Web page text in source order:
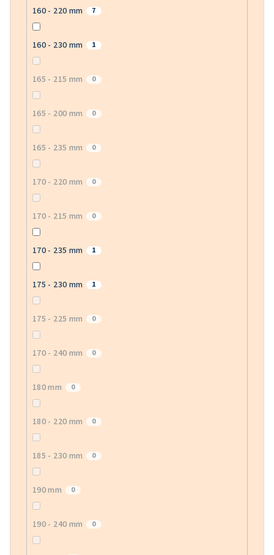
160 - 220 mm 7
160 - 230 mm 1
165 - 215 mm 0
165 - 200 mm 0
165 - 235 mm 0
170 - 220 mm 0
170 - 215 mm 0
170 - 235 mm 1
175 - 230 mm 1
175 - 225 mm 0
170 - 240 mm 0
180 mm 0
180 - 220 mm 0
185 - 230 mm 0
190 mm 0
190 - 240 mm 0